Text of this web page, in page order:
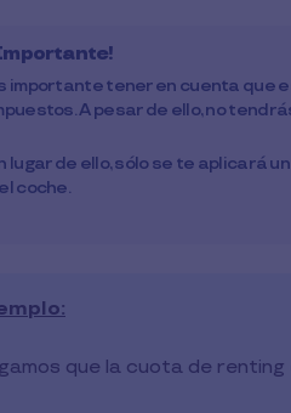
importante tener en cuenta que
A pesar de ello, no
lugar de ello, sólo se te aplicará
coche.
que la cuota de